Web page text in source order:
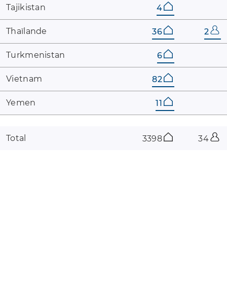
Tajikistan 4
Thaïlande 36 2
Turkmenistan 6
Vietnam 82
Yemen 11
Total 3398 34